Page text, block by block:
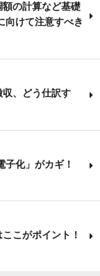
の計算など基礎
向けて注意すべき
、どう仕訳す
化」がカギ！
こがポイント！